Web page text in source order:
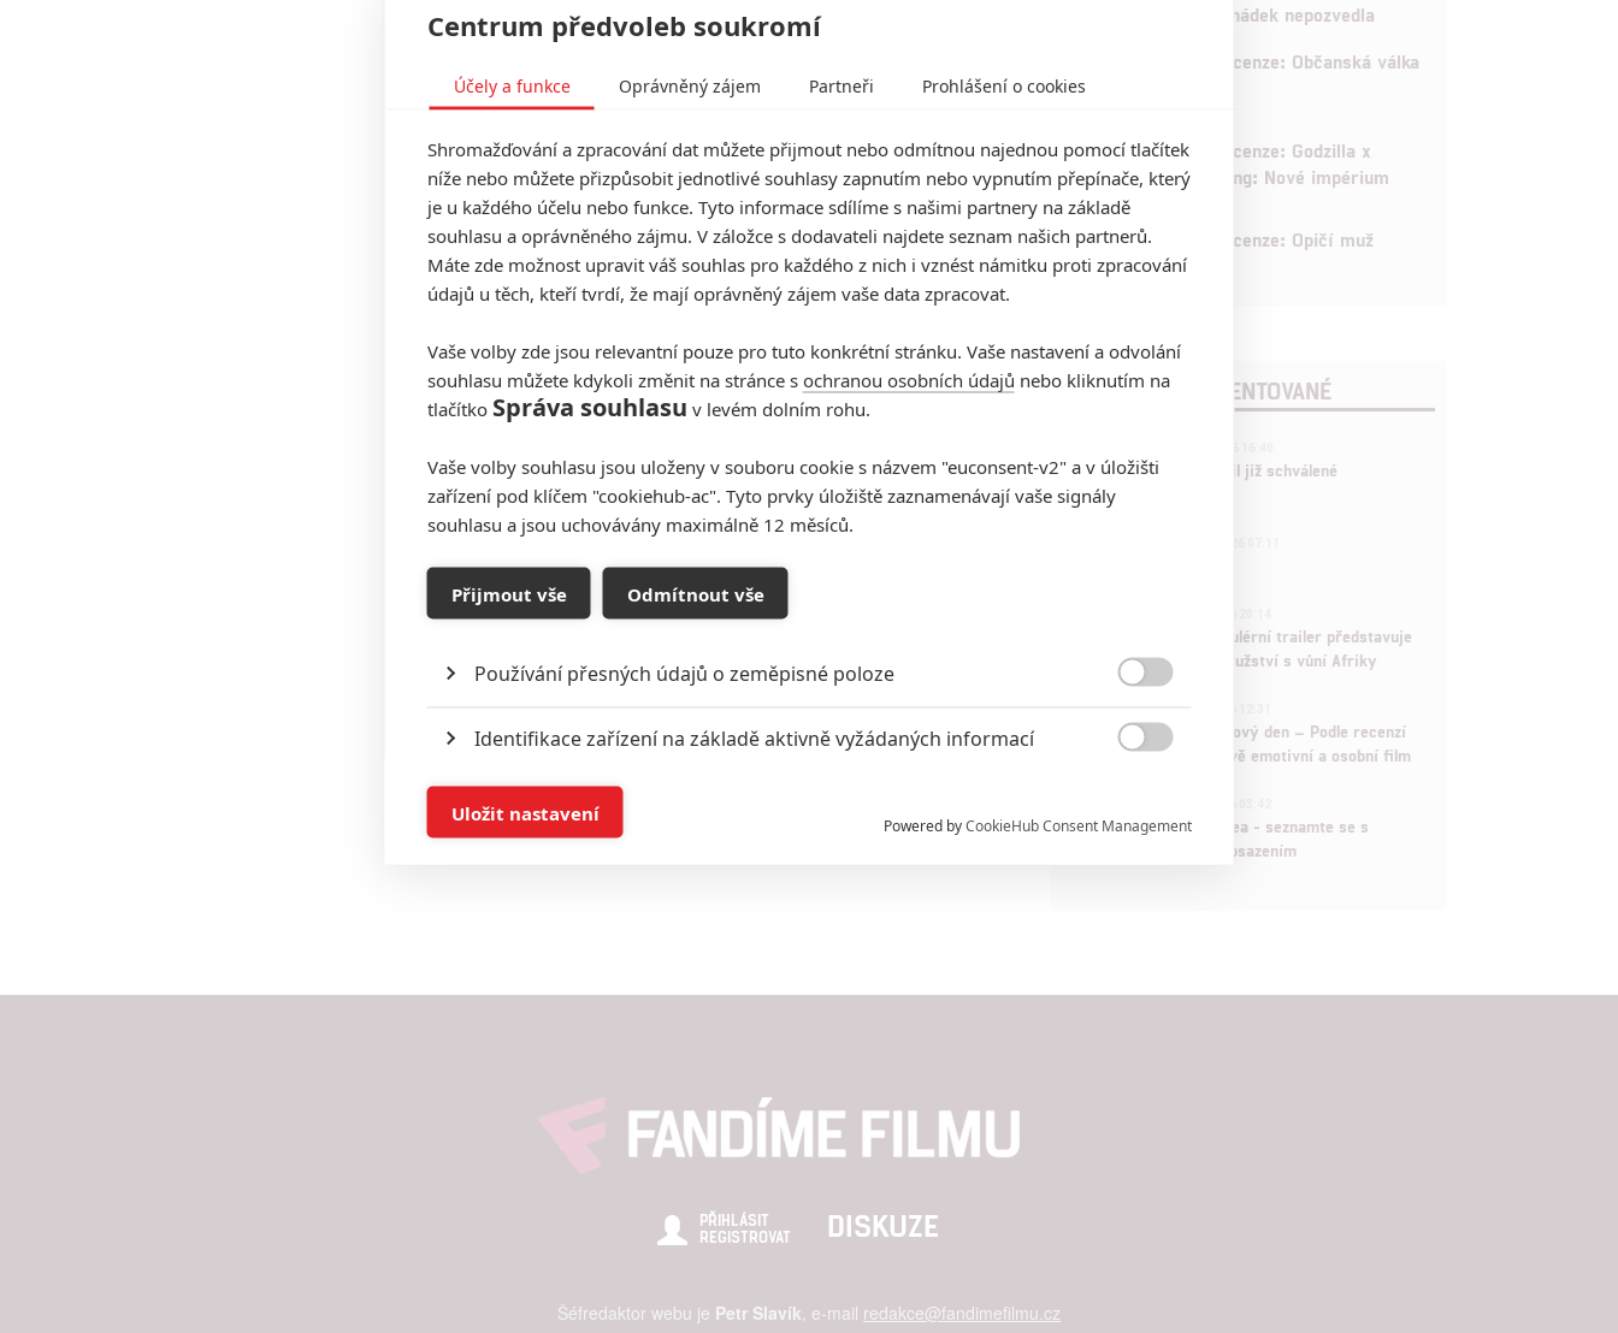
pohádek nepozvedla
Recenze: Občanská válka
6
Recenze: Godzilla x
Kong: Nové impérium
8 Recenze: Opičí muž
POSLEDNÍ KOMENTOVANÉ
Marvel nečekaně zrušil již schválené
pokračování
Děti krve a kostí: Regulérní trailer představuje
akční fantasy dobrodružství s vůní Afriky
Spider-Man: Zbrusu nový den – Podle recenzí
máme čekat překvapivě emotivní a osobní film
Velké preview: Odyssea - seznamte se s
maximálně nabitým obsazením
PŘIHLÁSIT
REGISTROVAT
DISKUZE
Šéfredaktor webu je Petr Slavík , e-mail redakce@fandimefilmu.cz
Centrum předvoleb soukromí
Účely a funkce Oprávněný zájem Partneři Prohlášení o cookies
Shromažďování a zpracování dat můžete přijmout nebo odmítnou najednou pomocí tlačítek
níže nebo můžete přizpůsobit jednotlivé souhlasy zapnutím nebo vypnutím přepínače, který
je u každého účelu nebo funkce. Tyto informace sdílíme s našimi partnery na základě
souhlasu a oprávněného zájmu. V záložce s dodavateli najdete seznam našich partnerů.
Máte zde možnost upravit váš souhlas pro každého z nich i vznést námitku proti zpracování
údajů u těch, kteří tvrdí, že mají oprávněný zájem vaše data zpracovat.
Vaše volby zde jsou relevantní pouze pro tuto konkrétní stránku. Vaše nastavení a odvolání
souhlasu můžete kdykoli změnit na stránce s ochranou osobních údajů nebo kliknutím na
tlačítko Správa souhlasu v levém dolním rohu.
Vaše volby souhlasu jsou uloženy v souboru cookie s názvem "euconsent-v2" a v úložišti
zařízení pod klíčem "cookiehub-ac". Tyto prvky úložiště zaznamenávají vaše signály
souhlasu a jsou uchovávány maximálně 12 měsíců.
Přijmout vše Odmítnout vše
Používání přesných údajů o zeměpisné poloze
Identifikace zařízení na základě aktivně vyžádaných informací
Ukládání a/nebo přístup k informacím v zařízení

Powered byCookieHub Consent Management
Uložit nastavení